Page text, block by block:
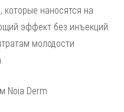
которые наносятся на
эффект без инъекций.
молодости